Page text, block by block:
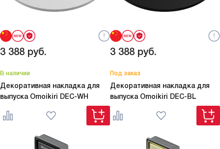
3 388 руб.
В наличии
Декоративная накладка для
выпуска Omoikiri DEC-WH
3 388 руб.
Под заказ
Декоративная накладка для
выпуска Omoikiri DEC-BL